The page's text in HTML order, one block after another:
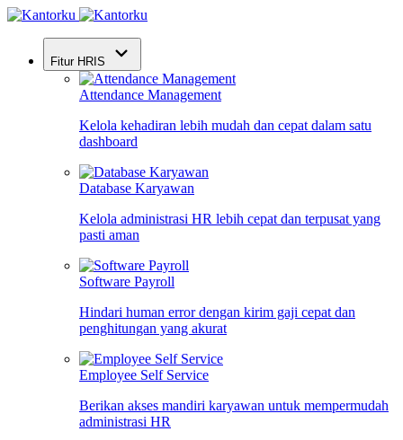
Fitur HRIS
Attendance Management
Kelola kehadiran lebih mudah dan cepat dalam satu
dashboard
Database Karyawan
Kelola administrasi HR lebih cepat dan terpusat yang
pasti aman
Software Payroll
Hindari human error dengan kirim gaji cepat dan
penghitungan yang akurat
Employee Self Service
Berikan akses mandiri karyawan untuk mempermudah
administrasi HR